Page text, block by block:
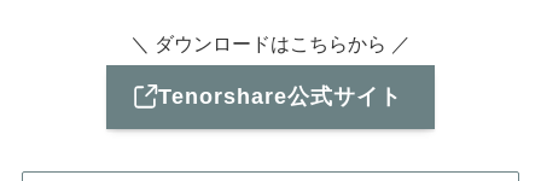
＼ ダウンロードはこちらから ／
Tenorshare公式サイト